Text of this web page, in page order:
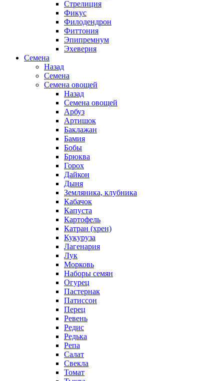
Стрелиция
Фикус
Филодендрон
Фиттония
Эпипремнум
Эхеверия
Семена
Назад
Семена
Семена овощей
Назад
Семена овощей
Арбуз
Артишок
Баклажан
Бамия
Бобы
Брюква
Горох
Дайкон
Дыня
Земляника, клубника
Кабачок
Капуста
Картофель
Катран (хрен)
Кукуруза
Лагенария
Лук
Морковь
Наборы семян
Огурец
Пастернак
Патиссон
Перец
Ревень
Редис
Редька
Репа
Салат
Свекла
Томат